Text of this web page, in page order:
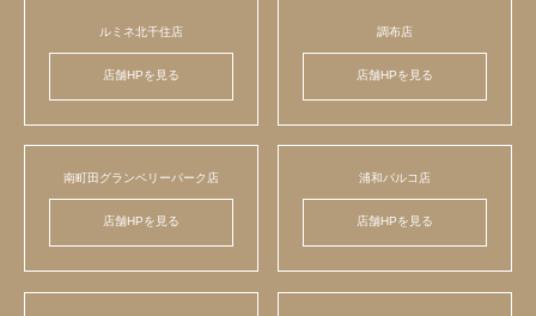
ルミネ北千住店
店舗HPを見る
調布店
店舗HPを見る
南町田グランベリーパーク店
店舗HPを見る
浦和パルコ店
店舗HPを見る